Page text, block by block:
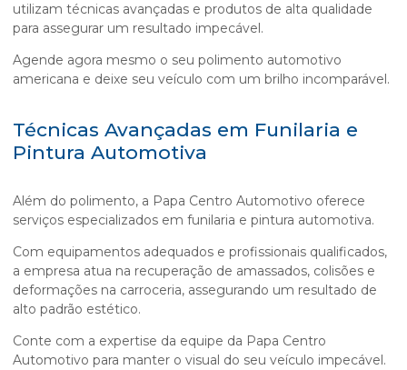
utilizam técnicas avançadas e produtos de alta qualidade
para assegurar um resultado impecável.
Agende agora mesmo o seu polimento automotivo
americana e deixe seu veículo com um brilho incomparável.
Técnicas Avançadas em Funilaria e
Pintura Automotiva
Além do polimento, a Papa Centro Automotivo oferece
serviços especializados em funilaria e pintura automotiva.
Com equipamentos adequados e profissionais qualificados,
a empresa atua na recuperação de amassados, colisões e
deformações na carroceria, assegurando um resultado de
alto padrão estético.
Conte com a expertise da equipe da Papa Centro
Automotivo para manter o visual do seu veículo impecável.